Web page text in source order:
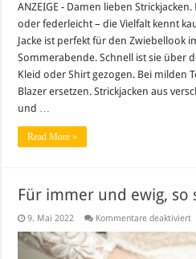
ANZEIGE - Damen lieben
oder federleicht – die Vielfalt kennt
Jacke ist perfekt für den Zwiebellook
Sommerabende. Schnell ist sie über
Kleid oder Shirt gezogen. Bei milden
Blazer ersetzen. Strickjacken aus
und …
Read More »
Für immer und ewig, so
9. Mai 2022 Kommentare deaktiviertfür